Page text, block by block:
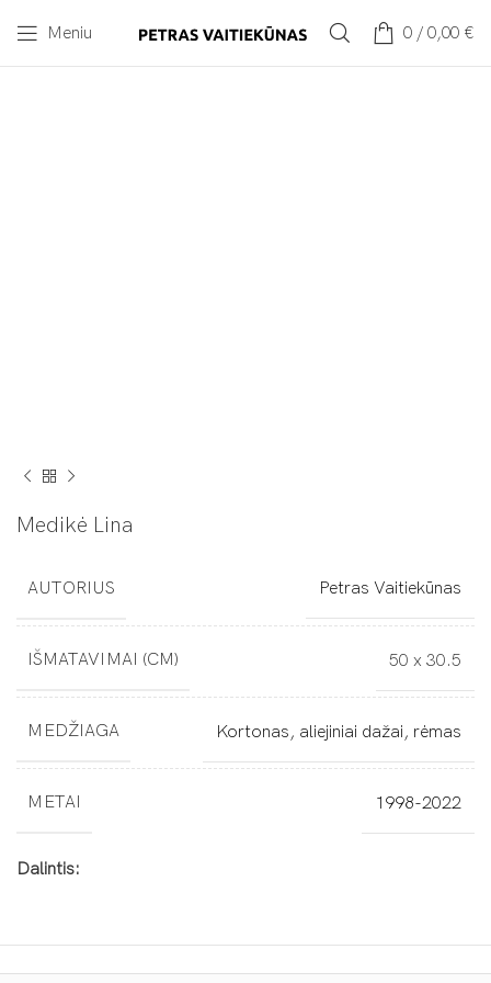
Meniu 0 / 0,00 €
Medikė Lina
AUTORIUS Petras Vaitiekūnas
IŠMATAVIMAI (CM) 50 x 30.5
MEDŽIAGA Kortonas, aliejiniai dažai, rėmas
METAI 1998-2022
Dalintis: